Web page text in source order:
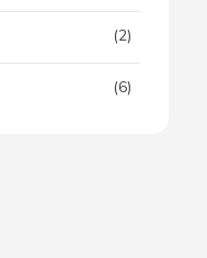
(2)
(6)